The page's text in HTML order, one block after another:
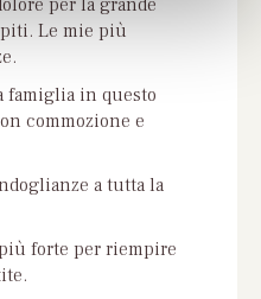
Le mie più
famiglia in questo
commozione e
a tutta la
forte per riempire